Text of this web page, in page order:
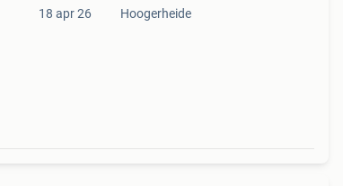
18 apr 26 Hoogerheide